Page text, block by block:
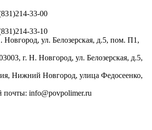
33-00
33-10
Новгород, ул. Белозерская, д.5, пом. П1,
г. Н. Новгород, ул. Белозерская, д.5,
Нижний Новгород, улица Федосеенко,
почты: info@povpolimer.ru